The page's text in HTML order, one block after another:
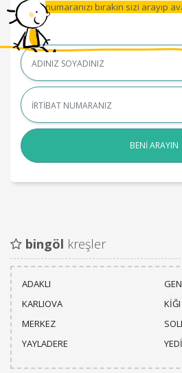
numaranızı bırakın sizi arayıp
Name
Name
BENİ ARAYIN
bingöl kreşler
ADAKLI
KARLIOVA
KİĞI
MERKEZ
YAYLADERE